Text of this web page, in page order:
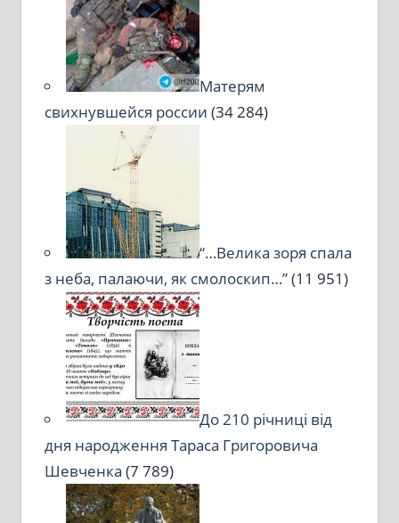
Матерям
свихнувшейся россии (34 284)
“…Велика зоря спала
з неба, палаючи, як смолоскип…”(11 951)
До 210 річниці від
дня народження Тараса Григоровича
Шевченка (7 789)